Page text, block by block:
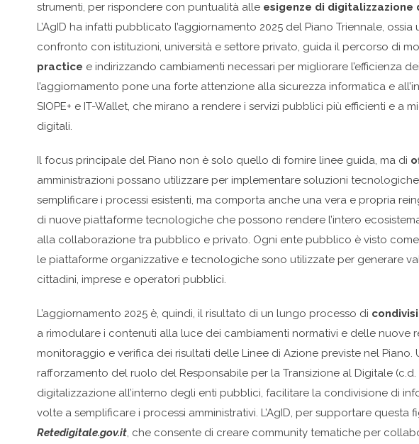
strumenti, per rispondere con puntualità alle esigenze di
L’AgID ha infatti pubblicato l’aggiornamento 2025 del Piano Triennale,
confronto con istituzioni, università e settore privato, guida il percorso di
practice e indirizzando cambiamenti necessari per migliorare l’efficienza
l’aggiornamento pone una forte attenzione alla sicurezza informatica e
SIOPE+ e IT-Wallet, che mirano a rendere i servizi pubblici più efficienti e a
digitali.
Il focus principale del Piano non è solo quello di fornire linee guida, ma di
amministrazioni possano utilizzare per implementare soluzioni
semplificare i processi esistenti, ma comporta anche una vera e propria
di nuove piattaforme tecnologiche che possono rendere l’intero
alla collaborazione tra pubblico e privato. Ogni ente pubblico è visto come
le piattaforme organizzative e tecnologiche sono utilizzate per generare
cittadini, imprese e operatori pubblici.
L’aggiornamento 2025 è, quindi, il risultato di un lungo processo di
a rimodulare i contenuti alla luce dei cambiamenti normativi e delle nuove
monitoraggio e verifica dei risultati delle Linee di Azione previste nel
rafforzamento del ruolo del Responsabile per la Transizione al Digitale
digitalizzazione all’interno degli enti pubblici, facilitare la condivisione di
volte a semplificare i processi amministrativi. L’AgID, per supportare
Retedigitale.gov.it, che consente di creare community tematiche per